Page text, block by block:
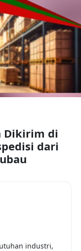
Dikirim di
dari
industri,